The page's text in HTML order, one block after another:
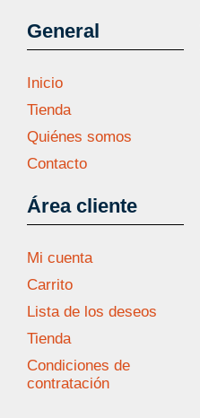
General
Inicio
Tienda
Quiénes somos
Contacto
Área cliente
Mi cuenta
Carrito
Lista de los deseos
Tienda
Condiciones de
contratación